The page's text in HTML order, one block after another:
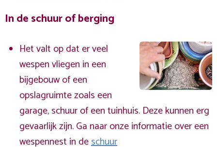
In de schuur of berging
Het valt op dat er veel
wespen vliegen in een
bijgebouw of een
opslagruimte zoals een
garage, schuur of een tuinhuis. Deze kunnen erg
gevaarlijk zijn. Ga naar onze informatie over een
wespennest in deschuur